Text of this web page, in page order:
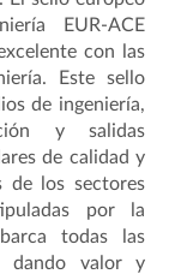
EUR-ACE
con las
Este sello
de ingeniería,
y salidas
de calidad y
de los sectores
por la
todas las
dando valor y